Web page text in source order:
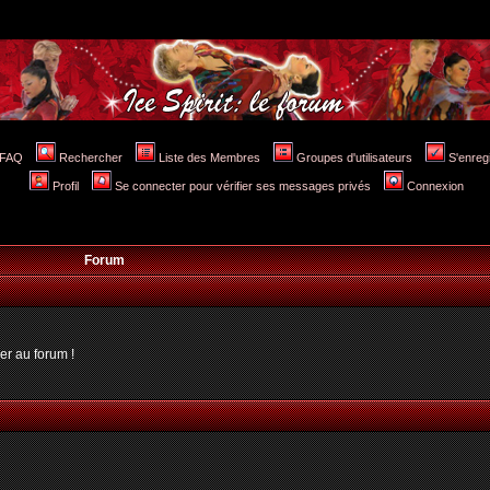
FAQ Rechercher Liste des Membres Groupes d'utilisateurs
Profil Se connecter pour vérifier ses messages privés Connexion
Forum
au forum !